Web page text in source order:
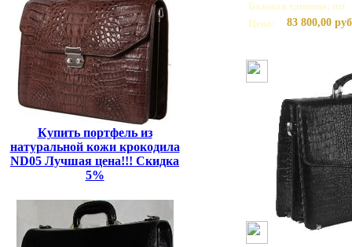
Купить портфель из
натуральной кожи крокодила
ND05 Лучшая цена!!! Скидка
5%
Базовая единица: шт
Цена:
83 800,00